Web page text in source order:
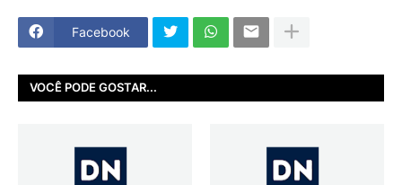
Facebook
VOCÊ PODE GOSTAR...